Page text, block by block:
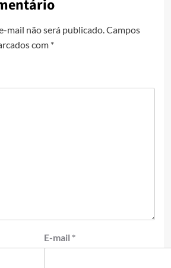
mail não será publicado. Campos
com *
E-mail *